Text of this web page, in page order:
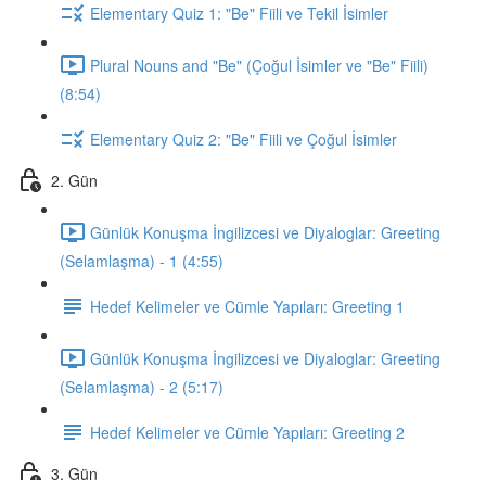
Elementary Quiz 1: "Be" Fiili ve Tekil İsimler
Plural Nouns and "Be" (Çoğul İsimler ve "Be" Fiili)
(8:54)
Elementary Quiz 2: "Be" Fiili ve Çoğul İsimler
2. Gün
Günlük Konuşma İngilizcesi ve Diyaloglar: Greeting
(Selamlaşma) - 1 (4:55)
Hedef Kelimeler ve Cümle Yapıları: Greeting 1
Günlük Konuşma İngilizcesi ve Diyaloglar: Greeting
(Selamlaşma) - 2 (5:17)
Hedef Kelimeler ve Cümle Yapıları: Greeting 2
3. Gün